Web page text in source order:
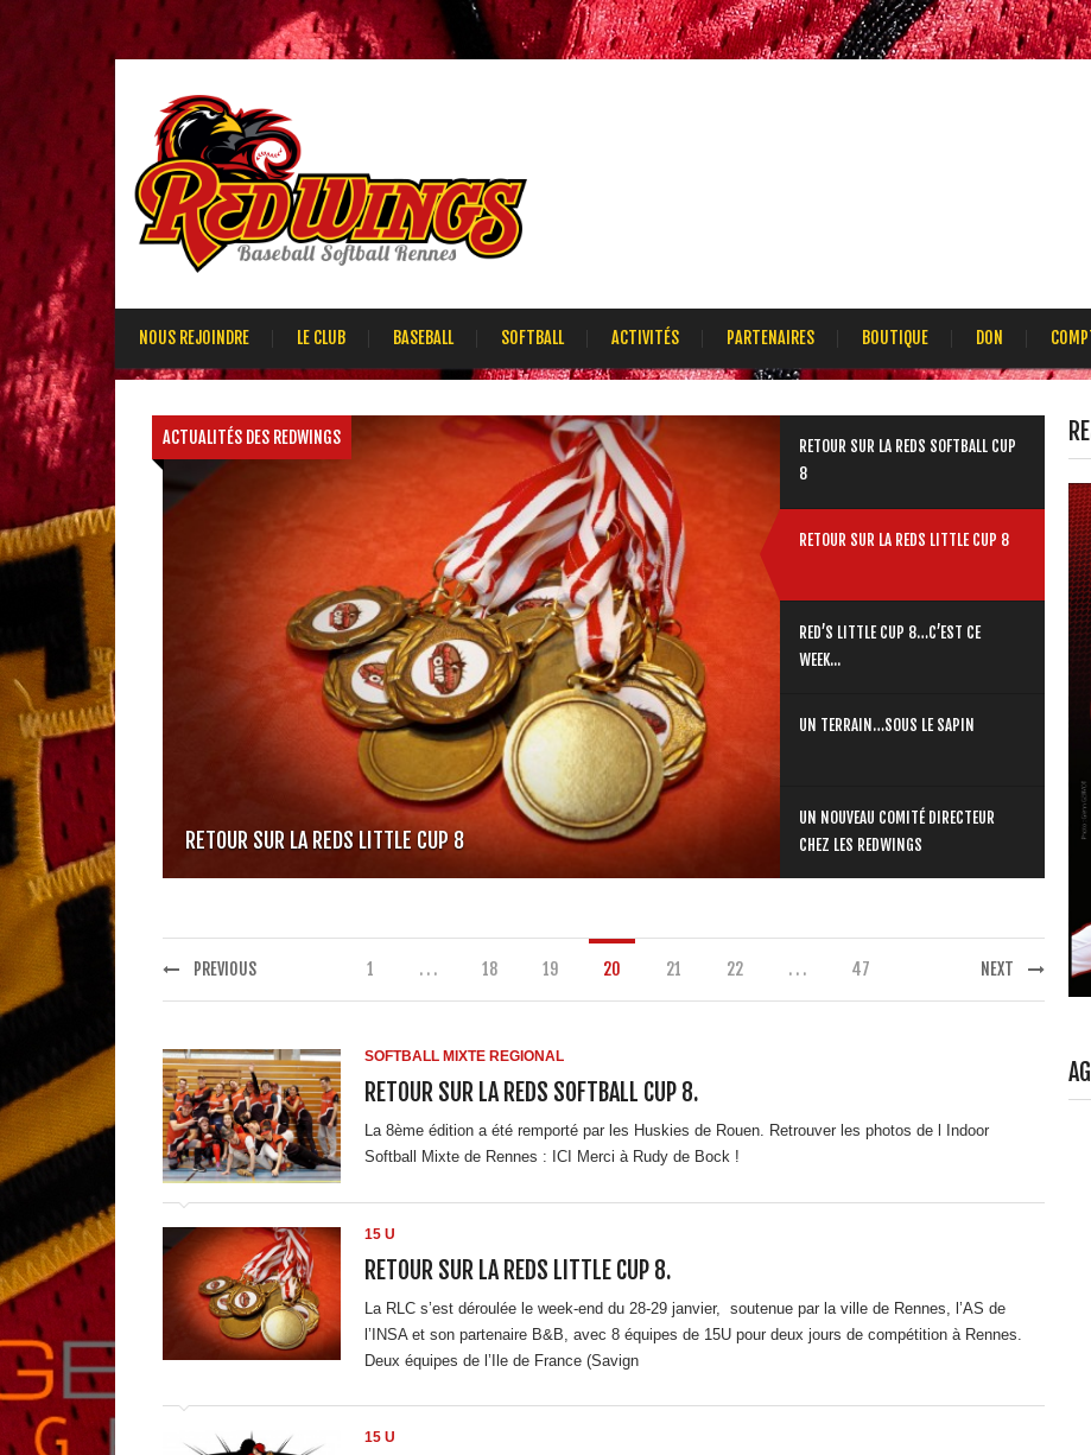
NOUS REJOINDRE LE CLUB BASEBALL SOFTBALL ACTIVITÉS PARTENAIRES BOUTIQUE DON
ACTUALITÉS DES REDWINGS
RETOUR SUR LA REDS LITTLE CUP 8
RETOUR SUR LA REDS SOFTBALL CUP
8
RETOUR SUR LA REDS LITTLE CUP 8
RED’S LITTLE CUP 8…C’EST CE
WEEK...
UN TERRAIN…SOUS LE SAPIN
UN NOUVEAU COMITÉ DIRECTEUR
CHEZ LES REDWINGS
PREVIOUS 1 . . . 18 19 20 21 22 . . . 47 NEXT
SOFTBALL MIXTE REGIONAL
RETOUR SUR LA REDS SOFTBALL CUP 8.
La 8ème édition a été remporté par les Huskies de Rouen. Retrouver les photos de l Indoor
Softball Mixte de Rennes : ICI Merci à Rudy de Bock !
15 U
RETOUR SUR LA REDS LITTLE CUP 8.
La RLC s’est déroulée le week-end du 28-29 janvier, soutenue par la ville de Rennes, l’AS de
l’INSA et son partenaire B&B, avec 8 équipes de 15U pour deux jours de compétition à Rennes.
Deux équipes de l’Ile de France (Savign
15 U